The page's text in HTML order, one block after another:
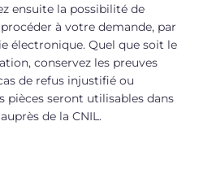
ensuite la possibilité de
à votre demande, par
électronique. Quel que soit le
conservez les preuves
de refus injustifié ou
pièces seront utilisables dans
de la CNIL.